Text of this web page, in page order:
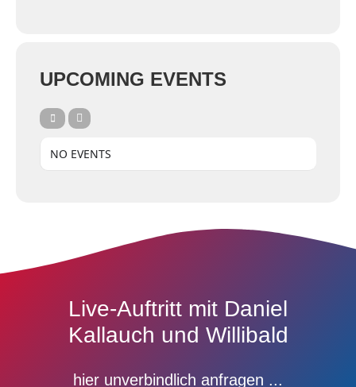
UPCOMING EVENTS
NO EVENTS
Live-Auftritt mit Daniel
Kallauch und Willibald
hier unverbindlich anfragen ...